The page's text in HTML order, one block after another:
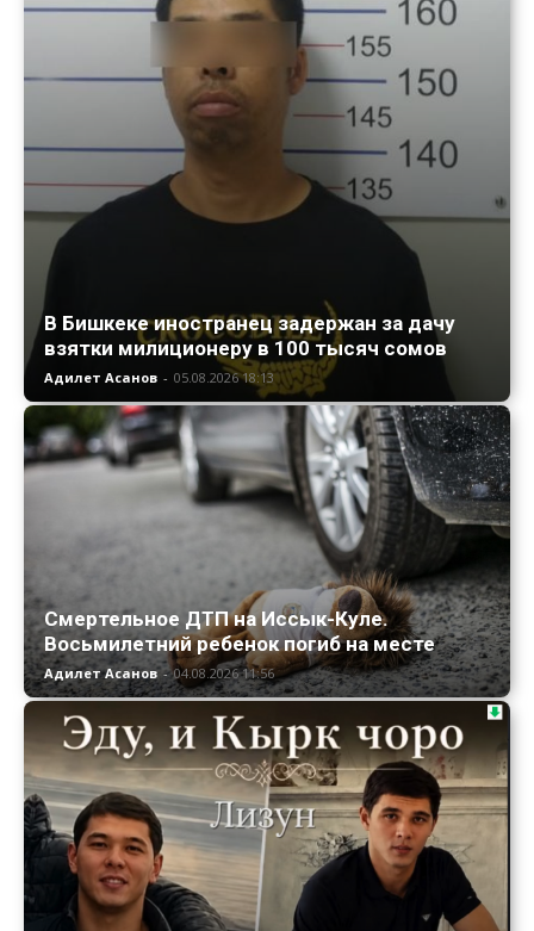
В Бишкеке иностранец задержан за дачу
взятки милиционеру в 100 тысяч сомов
Адилет Асанов - 05.08.2026 18:13
Смертельное ДТП на Иссык-Куле.
Восьмилетний ребенок погиб на месте
Адилет Асанов - 04.08.2026 11:56